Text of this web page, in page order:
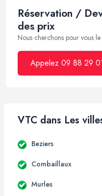
Réservation /
des prix
Nous cherchons pour vous
Appelez 09 88 29
VTC dans Les
Beziers
Combaillaux
Murles